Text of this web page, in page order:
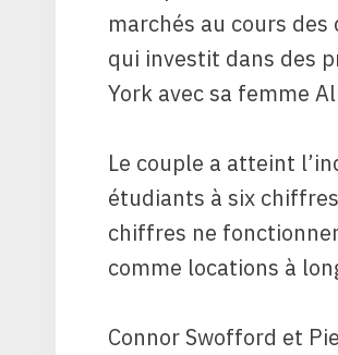
marchés au cours
qui investit dans des
York avec sa femme
Le couple a atteint
étudiants à six
chiffres ne
comme locations à
Connor Swofford et